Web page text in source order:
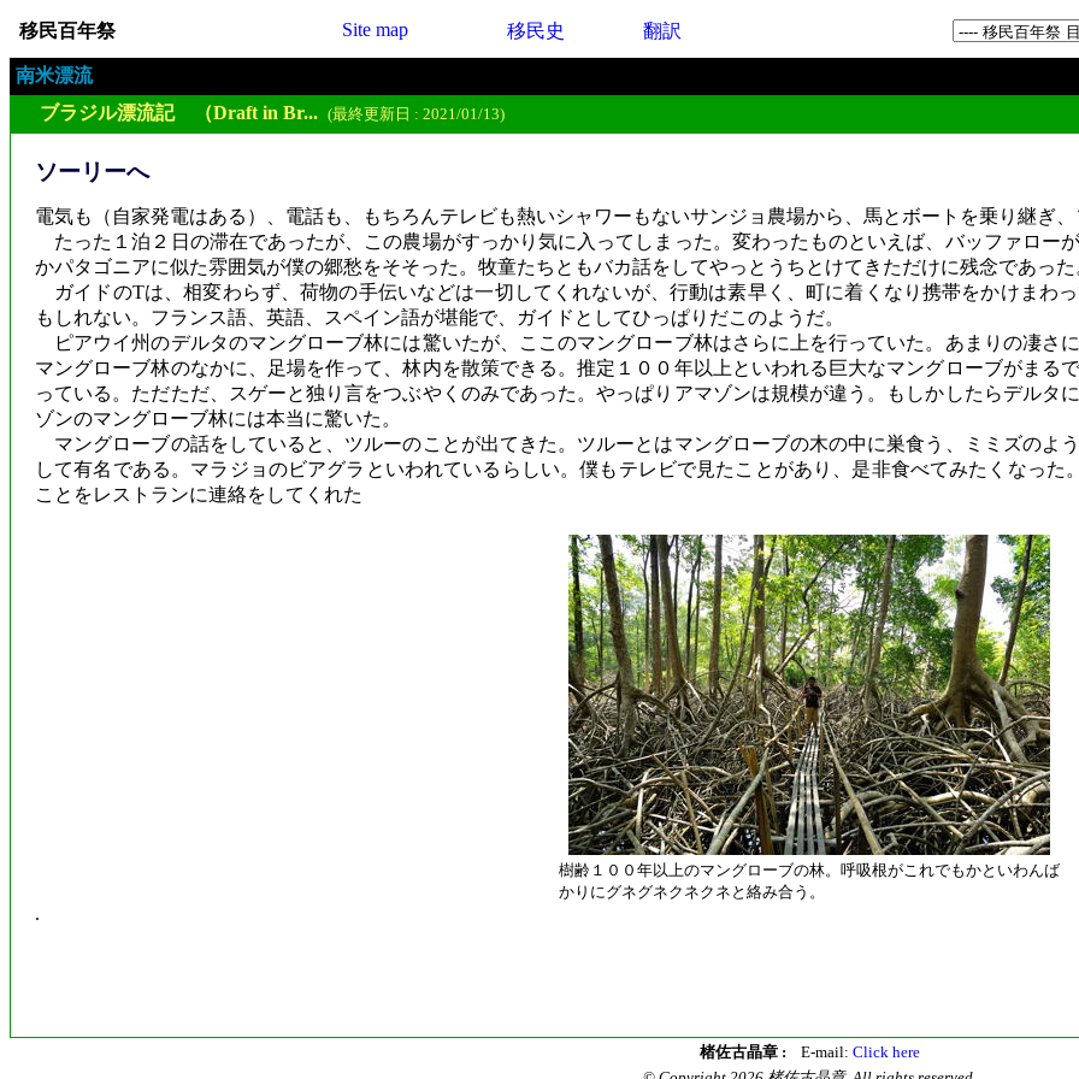
移民百年祭 Site map 移民史 翻訳
南米漂流
ブラジル漂流記 （Draft in Br... (最終更新日 : 2021/01/13)
ソーリーへ
電気も（自家発電はある）、電話も、もちろんテレビも熱いシャワーもないサンジョ農場から、馬とボートを乗り継ぎ、
たった１泊２日の滞在であったが、この農場がすっかり気に入ってしまった。変わったものといえば、バッファロー
かパタゴニアに似た雰囲気が僕の郷愁をそそった。牧童たちともバカ話をしてやっとうちとけてきただけに残念であった
ガイドのTは、相変わらず、荷物の手伝いなどは一切してくれないが、行動は素早く、町に着くなり携帯をかけまわ
もしれない。フランス語、英語、スペイン語が堪能で、ガイドとしてひっぱりだこのようだ。
ピアウイ州のデルタのマングローブ林には驚いたが、ここのマングローブ林はさらに上を行っていた。あまりの凄さ
マングローブ林のなかに、足場を作って、林内を散策できる。推定１００年以上といわれる巨大なマングローブがまる
っている。ただただ、スゲーと独り言をつぶやくのみであった。やっぱりアマゾンは規模が違う。もしかしたらデルタ
ゾンのマングローブ林には本当に驚いた。
マングローブの話をしていると、ツルーのことが出てきた。ツルーとはマングローブの木の中に巣食う、ミミズのよ
して有名である。マラジョのビアグラといわれているらしい。僕もテレビで見たことがあり、是非食べてみたくなった
ことをレストランに連絡をしてくれた
樹齢１００年以上のマングローブの林。呼吸根がこれでもかといわんば
かりにグネグネクネクネと絡み合う。
.
楮佐古晶章 : E-mail: Click here